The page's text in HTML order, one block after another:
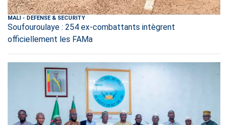
MALI - DEFENSE & SECURITY
Soufouroulaye : 254 ex-combattants intègrent
officiellement les FAMa